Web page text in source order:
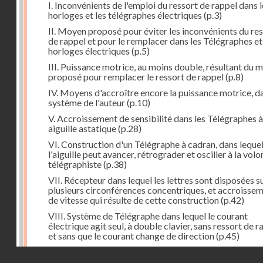
I. Inconvénients de l'emploi du ressort de rappel dans
horloges et les télégraphes électriques (p.3)
II. Moyen proposé pour éviter les inconvénients du
de rappel et pour le remplacer dans les Télégraphes
horloges électriques (p.5)
III. Puissance motrice, au moins double, résultant du
proposé pour remplacer le ressort de rappel(p.8)
IV. Moyens d'accroître encore la puissance motrice,
système de l'auteur(p.10)
V. Accroissement de sensibilité dans les Télégraphes à
aiguille astatique(p.28)
VI. Construction d'un Télégraphe à cadran, dans lequel
l'aiguille peut avancer, rétrograder et osciller à la
télégraphiste(p.38)
VII. Récepteur dans lequel les lettres sont disposées
plusieurs circonférences concentriques, et
de vitesse qui résulte de cette construction(p.42)
VIII. Système de Télégraphe dans lequel le courant
électrique agit seul, à double clavier, sans ressort de
et sans que le courant change de direction(p.45)